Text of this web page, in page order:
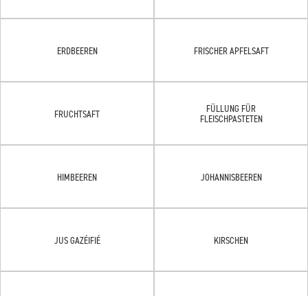
ERDBEEREN FRISCHER APFELSAFT
FRUCHTSAFT
FÜLLUNG FÜR
FLEISCHPASTETEN
HIMBEEREN JOHANNISBEEREN
JUS GAZÉIFIÉ KIRSCHEN